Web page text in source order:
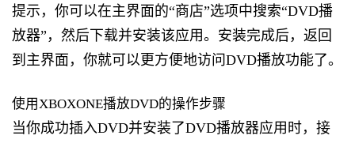
提示，你可以在主界面的“商店”选项中搜索“DVD播
放器”，然后下载并安装该应用。安装完成后，返回
到主界面，你就可以更方便地访问DVD播放功能了。
使用XBOXONE播放DVD的操作步骤
当你成功插入DVD并安装了DVD播放器应用时，接